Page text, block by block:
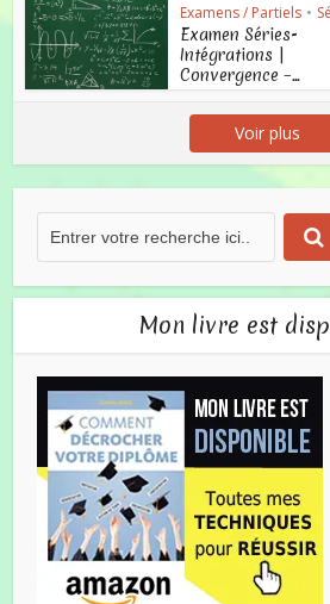
Examens / Partiels •
Examen Séries-
Intégrations |
Convergence –...
Voir plus
Mon livre est